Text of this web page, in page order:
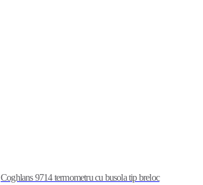
Coghlans 9714 termometru cu busola tip breloc